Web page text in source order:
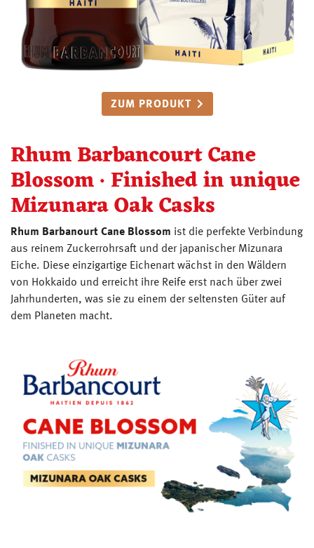
ZUM PRODUKT
Rhum Barbancourt Cane
Blossom · Finished in unique
Mizunara Oak Casks
Rhum Barbanourt Cane Blossom ist die perfekte Verbindung
aus reinem Zuckerrohrsaft und der japanischer Mizunara
Eiche. Diese einzigartige Eichenart wächst in den Wäldern
von Hokkaido und erreicht ihre Reife erst nach über zwei
Jahrhunderten, was sie zu einem der seltensten Güter auf
dem Planeten macht.